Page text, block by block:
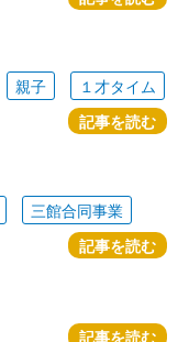
親子 １才タイム
記事を読む
三館合同事業
記事を読む
記事を読む